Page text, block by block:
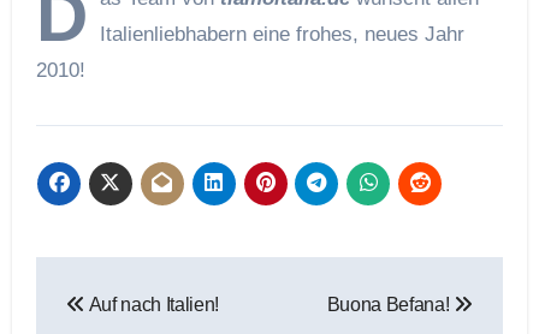
D
Italienliebhabern eine frohes, neues Jahr
2010!
Auf nach Italien! Buona Befana!